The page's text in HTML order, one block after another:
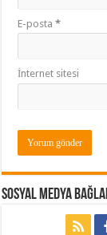
E-posta*
İnternet sitesi
Sosyal Medya